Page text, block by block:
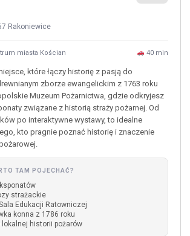
Rakoniewice
miasta Kościan 40 min
które łączy historię z pasją do
zborze ewangelickim z 1763 roku
Muzeum Pożarnictwa, gdzie odkryjesz
związane z historią straży pożarnej. Od
po interaktywne wystawy, to idealne
kto pragnie poznać historię i znaczenie
TAM POJECHAĆ?
strażackie
Edukacji Ratowniczej
konna z 1786 roku
historii pożarów